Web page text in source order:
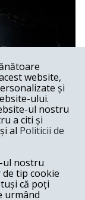
în feluri extrem
există —
—, dar că el
website,
și
ului.
ul nostru
a citi și
al Politicii de
ul nostru
tip cookie
că poți
urmând